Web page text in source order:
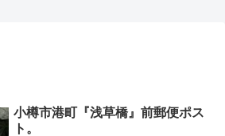
小樽市港町『浅草橋』前郵便ポス
ト。